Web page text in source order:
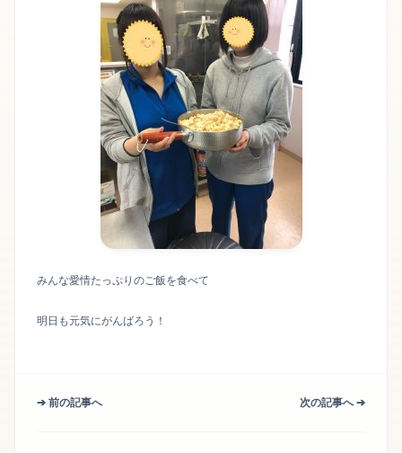
みんな愛情たっぷりのご飯を食べて
明日も元気にがんばろう！
➔ 前の記事へ 次の記事へ ➔